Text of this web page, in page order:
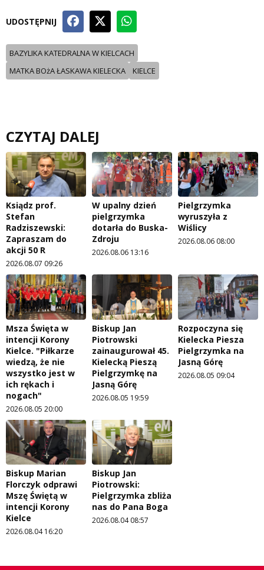
UDOSTĘPNIJ
BAZYLIKA KATEDRALNA W KIELCACH
MATKA BOżA ŁASKAWA KIELECKA
KIELCE
CZYTAJ DALEJ
Ksiądz prof.
Stefan
Radziszewski:
Zapraszam do
akcji 50 R
2026.08.07 09:26
W upalny dzień
pielgrzymka
dotarła do Buska-
Zdroju
2026.08.06 13:16
Pielgrzymka
wyruszyła z
Wiślicy
2026.08.06 08:00
Msza Święta w
intencji Korony
Kielce. "Piłkarze
wiedzą, że nie
wszystko jest w
ich rękach i
nogach"
2026.08.05 20:00
Biskup Jan
Piotrowski
zainaugurował 45.
Kielecką Pieszą
Pielgrzymkę na
Jasną Górę
2026.08.05 19:59
Rozpoczyna się
Kielecka Piesza
Pielgrzymka na
Jasną Górę
2026.08.05 09:04
Biskup Marian
Florczyk odprawi
Mszę Świętą w
intencji Korony
Kielce
2026.08.04 16:20
Biskup Jan
Piotrowski:
Pielgrzymka zbliża
nas do Pana Boga
2026.08.04 08:57